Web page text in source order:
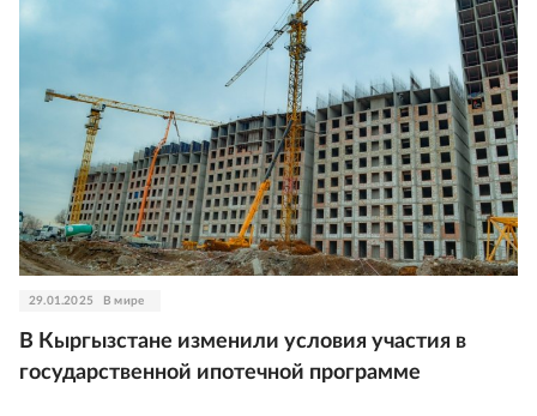
29.01.2025 В мире
В Кыргызстане изменили условия участия в
государственной ипотечной программе